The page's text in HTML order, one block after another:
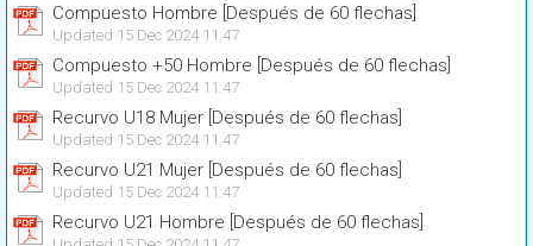
Compuesto Hombre [Después de 60 flechas]
Updated 15 Dec 2024 11:47
Compuesto +50 Hombre [Después de 60 flechas]
Updated 15 Dec 2024 11:47
Recurvo U18 Mujer [Después de 60 flechas]
Updated 15 Dec 2024 11:47
Recurvo U21 Mujer [Después de 60 flechas]
Updated 15 Dec 2024 11:47
Recurvo U21 Hombre [Después de 60 flechas]